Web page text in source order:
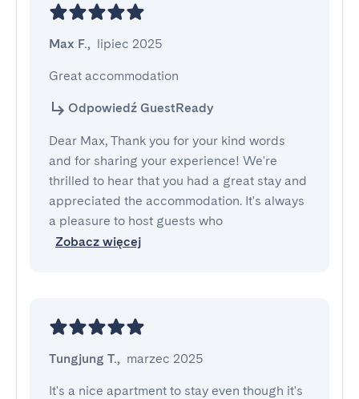
Max F., lipiec 2025
Great accommodation
Odpowiedź GuestReady
Dear Max, Thank you for your kind words
and for sharing your experience! We're
thrilled to hear that you had a great stay and
appreciated the accommodation. It's always
a pleasure to host guests who
Zobacz więcej
Tungjung T., marzec 2025
It's a nice apartment to stay even though it's